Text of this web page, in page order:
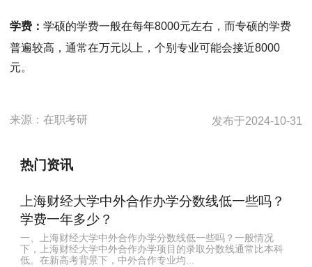
学费 ：学硕的学费一般在每年8000元左右，而专硕的学费
普遍较高，通常在万元以上，个别专业可能会接近8000
元。
来源：在职考研 发布于2024-10-31
热门资讯
上海财经大学中外合作办学分数线低一些吗？
学费一年多少？
一、上海财经大学中外合作办学分数线低一些吗？一般情况
下，上海财经大学中外合作办学项目的录取分数线通常比本科
低。在新高考背景下，中外合作专业均...